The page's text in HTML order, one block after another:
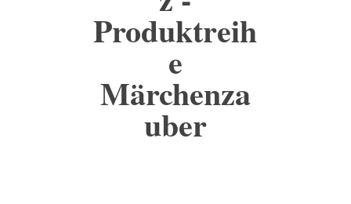
Produktreih
e
Märchenza
uber